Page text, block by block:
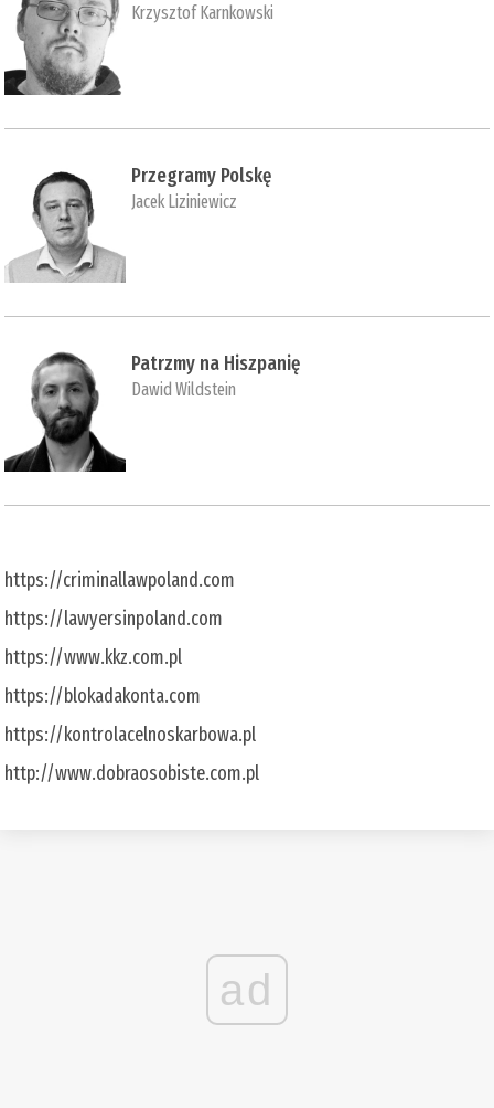
Krzysztof Karnkowski
Przegramy Polskę
Jacek Liziniewicz
Patrzmy na Hiszpanię
Dawid Wildstein
https://criminallawpoland.com
https://lawyersinpoland.com
https://www.kkz.com.pl
https://blokadakonta.com
https://kontrolacelnoskarbowa.pl
http://www.dobraosobiste.com.pl
ad